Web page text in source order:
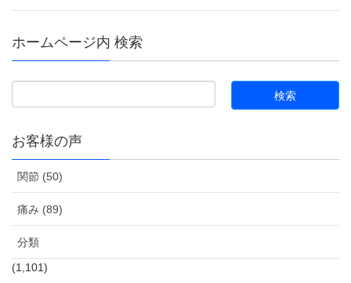
ホームページ内 検索
お客様の声
関節 (50)
痛み (89)
分類
(1,101)